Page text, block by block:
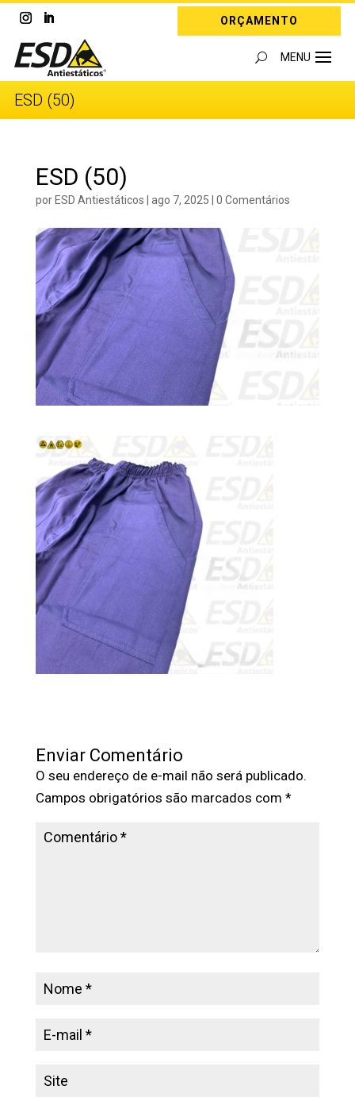
ORÇAMENTO
ESD (50)
ESD (50)
porESD Antiestáticos | ago 7, 2025 | 0 Comentários
Enviar Comentário
O seu endereço de e-mail não será publicado.
Campos obrigatórios são marcados com *